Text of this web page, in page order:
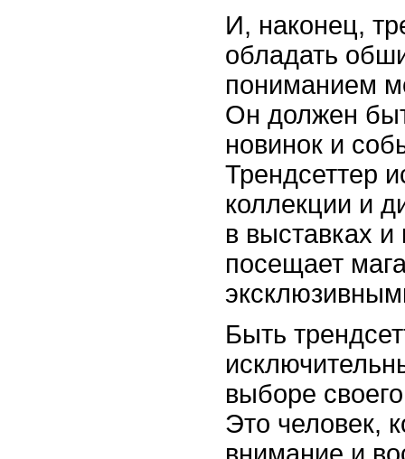
И, наконец,
обладать
пониманием
Он должен
новинок и
Трендсеттер
коллекции и
в выставках и
посещает
Быть
выборе
Это человек,